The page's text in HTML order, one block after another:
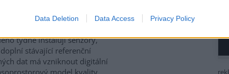
Data Deletion Data Access Privacy Policy
na 35 místech v Brně
týdne instalují senzory,
stávající referenční
dat má vzniknout digitální
model kvality